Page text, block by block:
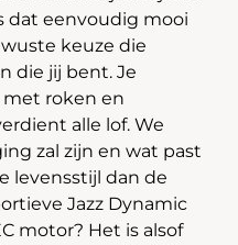
dat eenvoudig mooi
keuze die
die jij bent. Je
roken en
alle lof. We
zal zijn en wat past
levensstijl dan de
Jazz Dynamic
motor? Het is alsof